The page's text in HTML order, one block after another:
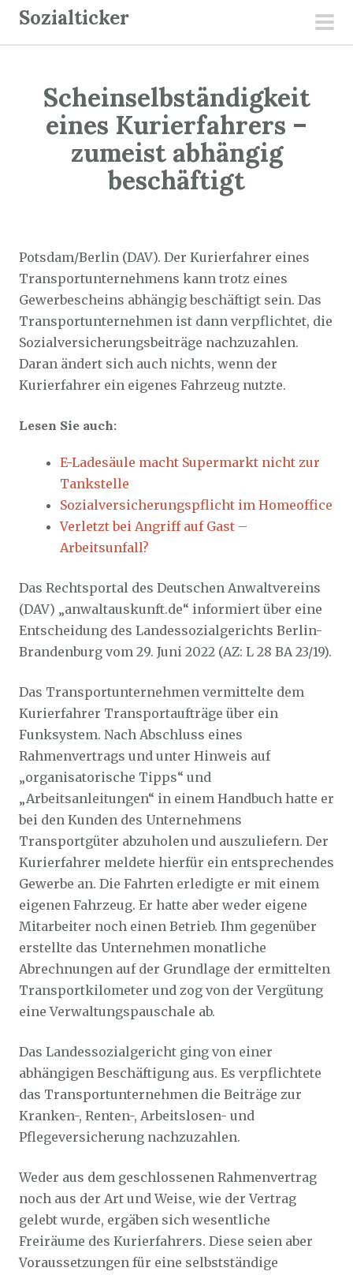
Sozialticker
Scheinselbständigkeit
eines Kurierfahrers –
zumeist abhängig
beschäftigt
Potsdam/Berlin (DAV). Der Kurierfahrer eines
Transportunternehmens kann trotz eines
Gewerbescheins abhängig beschäftigt sein. Das
Transportunternehmen ist dann verpflichtet, die
Sozialversicherungsbeiträge nachzuzahlen.
Daran ändert sich auch nichts, wenn der
Kurierfahrer ein eigenes Fahrzeug nutzte.
Lesen Sie auch:
E-Ladesäule macht Supermarkt nicht zur
Tankstelle
Sozialversicherungspflicht im Homeoffice
Verletzt bei Angriff auf Gast –
Arbeitsunfall?
Das Rechtsportal des Deutschen Anwaltvereins
(DAV) „anwaltauskunft.de“ informiert über eine
Entscheidung des Landessozialgerichts Berlin-
Brandenburg vom 29. Juni 2022 (AZ: L 28 BA 23/19).
Das Transportunternehmen vermittelte dem
Kurierfahrer Transportaufträge über ein
Funksystem. Nach Abschluss eines
Rahmenvertrags und unter Hinweis auf
„organisatorische Tipps“ und
„Arbeitsanleitungen“ in einem Handbuch hatte er
bei den Kunden des Unternehmens
Transportgüter abzuholen und auszuliefern. Der
Kurierfahrer meldete hierfür ein entsprechendes
Gewerbe an. Die Fahrten erledigte er mit einem
eigenen Fahrzeug. Er hatte aber weder eigene
Mitarbeiter noch einen Betrieb. Ihm gegenüber
erstellte das Unternehmen monatliche
Abrechnungen auf der Grundlage der ermittelten
Transportkilometer und zog von der Vergütung
eine Verwaltungspauschale ab.
Das Landessozialgericht ging von einer
abhängigen Beschäftigung aus. Es verpflichtete
das Transportunternehmen die Beiträge zur
Kranken-, Renten-, Arbeitslosen- und
Pflegeversicherung nachzuzahlen.
Weder aus dem geschlossenen Rahmenvertrag
noch aus der Art und Weise, wie der Vertrag
gelebt wurde, ergäben sich wesentliche
Freiräume des Kurierfahrers. Diese seien aber
Voraussetzungen für eine selbstständige